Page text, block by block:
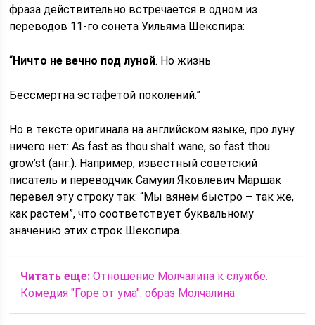
фраза действительно встречается в одном из
переводов 11-го сонета Уильяма Шекспира:
“Ничто не вечно под луной. Но жизнь
Бессмертна эстафетой поколений.”
Но в тексте оригинала на английском языке, про луну
ничего нет: As fast as thou shalt wane, so fast thou
grow’st (анг.). Например, известный советский
писатель и переводчик Самуил Яковлевич Маршак
перевел эту строку так: “Мы вянем быстро – так же,
как растем”, что соответствует буквальному
значению этих строк Шекспира.
Читать еще: Отношение Молчалина к службе.
Комедия "Горе от ума": образ Молчалина